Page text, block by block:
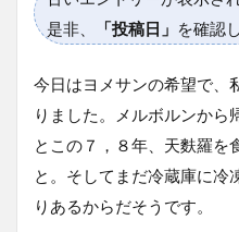
是非、
「投稿日」 を確認
今日はヨメサンの希望で、
りました。メルボルンから
とこの７，８年、天麩羅を
と。そしてまだ冷蔵庫に冷
りあるからだそうです。